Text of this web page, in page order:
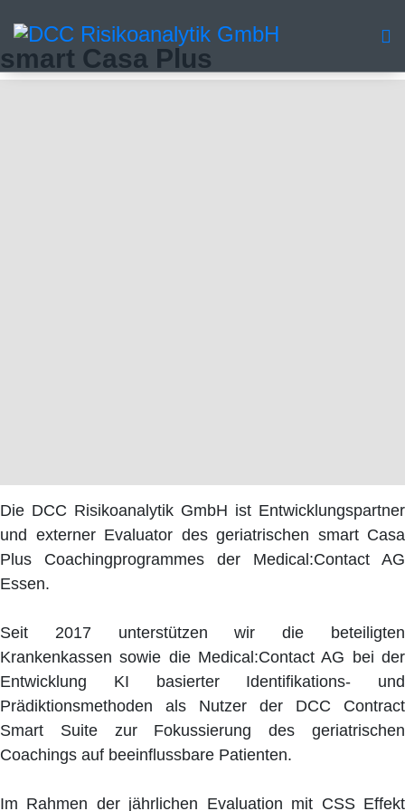
smart Casa Plus
Die DCC Risikoanalytik GmbH ist Entwicklungspartner
und externer Evaluator des geriatrischen smart Casa
Plus Coachingprogrammes der Medical:Contact AG
Essen.
Seit 2017 unterstützen wir die beteiligten
Krankenkassen sowie die Medical:Contact AG bei der
Entwicklung KI basierter Identifikations- und
Prädiktionsmethoden als Nutzer der DCC Contract
Smart Suite zur Fokussierung des geriatrischen
Coachings auf beeinflussbare Patienten.
Im Rahmen der jährlichen Evaluation mit CSS Effekt